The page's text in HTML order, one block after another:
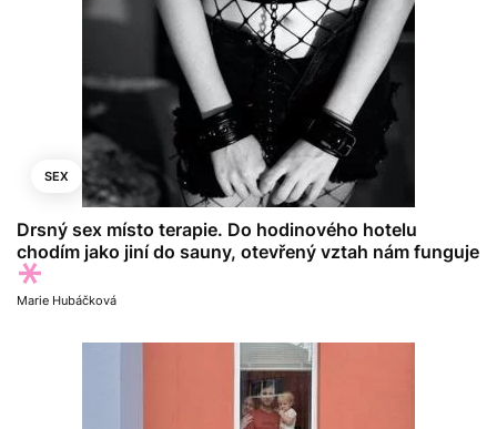
SEX
Drsný sex místo terapie. Do hodinového hotelu
chodím jako jiní do sauny, otevřený vztah nám funguje
Marie Hubáčková